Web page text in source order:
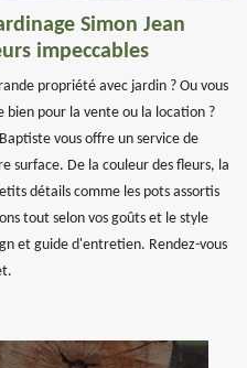
Simon Jean
impeccables
propriété avec jardin ? Ou vous
bien pour la vente ou la location ?
vous offre un service de
surface. De la couleur des fleurs, la
détails comme les pots assortis
tout selon vos goûts et le style
et guide d'entretien. Rendez-vous